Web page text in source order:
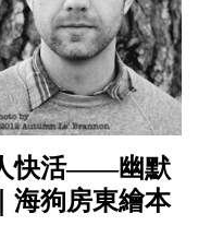
快活——幽默
海狗房東繪本